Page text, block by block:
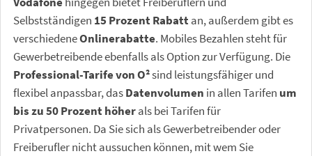
Selbstständigen 15 Prozent Rabatt an, außerdem gibt es
verschiedeneOnlinerabatte. Mobiles Bezahlen steht für
Gewerbetreibende ebenfalls als Option zur Verfügung. Die
Professional-Tarife von O²sind leistungsfähiger und
flexibel anpassbar, dasDatenvolumen in allen Tarifen um
bis zu 50 Prozent höherals bei Tarifen für
Privatpersonen. Da Sie sich als Gewerbetreibender oder
Freiberufler nicht aussuchen können, mit wem Sie